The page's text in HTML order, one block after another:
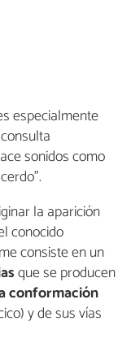
especialmente
sonidos como
la aparición
conocido
consiste en un
que se producen
conformación
y de sus vías